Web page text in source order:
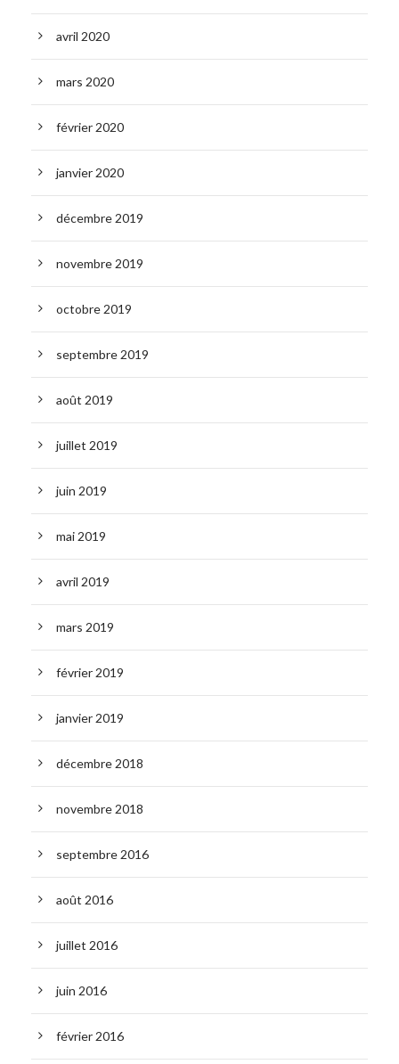
avril 2020
mars 2020
février 2020
janvier 2020
décembre 2019
novembre 2019
octobre 2019
septembre 2019
août 2019
juillet 2019
juin 2019
mai 2019
avril 2019
mars 2019
février 2019
janvier 2019
décembre 2018
novembre 2018
septembre 2016
août 2016
juillet 2016
juin 2016
février 2016